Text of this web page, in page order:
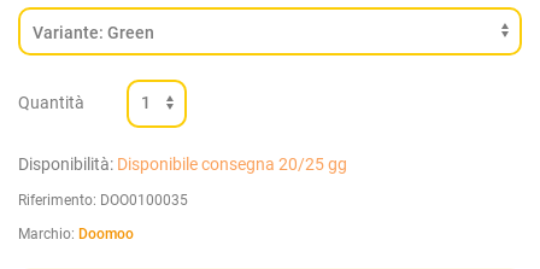
Quantità
Disponibilità: Disponibile consegna 20/25 gg
Riferimento: DOO0100035
Marchio: Doomoo